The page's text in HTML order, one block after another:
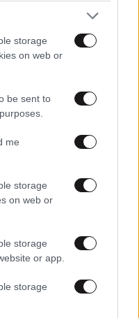
storage
on web or
be sent to
me
storage
on web or
storage
or app.
storage
11:34
τον λογικό
λόγω